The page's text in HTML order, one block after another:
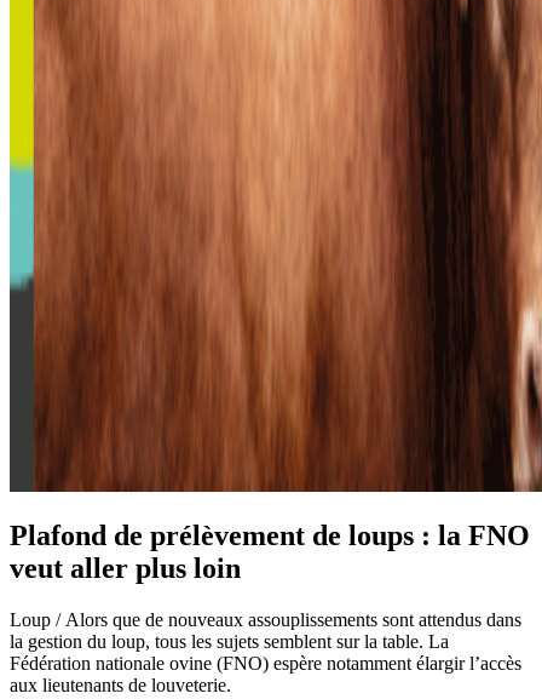
Plafond de prélèvement de loups : la FNO
veut aller plus loin
Loup / Alors que de nouveaux assouplissements sont attendus dans
la gestion du loup, tous les sujets semblent sur la table. La
Fédération nationale ovine (FNO) espère notamment élargir l’accès
aux lieutenants de louveterie.